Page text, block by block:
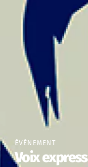
ÉVÉNEMENT
Voix express